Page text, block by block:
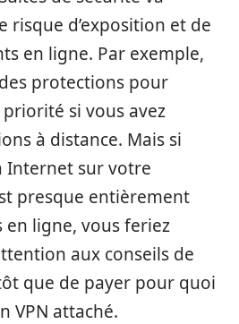
risque d’exposition et de
en ligne. Par exemple,
protections pour
si vous avez
à distance. Mais si
Internet sur votre
presque entièrement
en ligne, vous feriez
aux conseils de
que de payer pour quoi
VPN attaché.